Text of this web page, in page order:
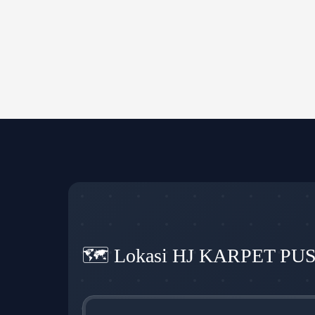
🗺️ Lokasi HJ KARPET